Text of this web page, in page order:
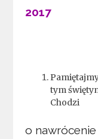
2017
tym
Chodzi
o